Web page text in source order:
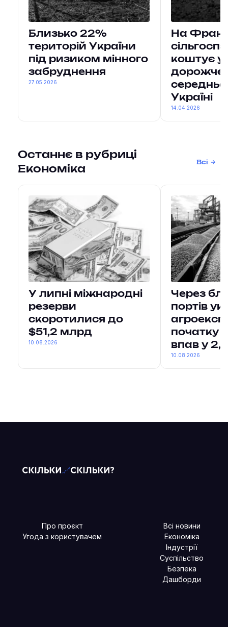
Близько 22%
територій України
під ризиком мінного
забруднення
27.05.2026
На
коштує у
дорожче
Україні
14.04.2026
Останнє в рубриці
Економіка
Всі
У липні міжнародні
резерви
скоротилися до
$51,2 млрд
10.08.2026
Через
портів
початку
впав у
10.08.2026
Про проєкт
Угода з користувачем
Всі новини
Економіка
Індустрії
Суспільство
Безпека
Дашборди